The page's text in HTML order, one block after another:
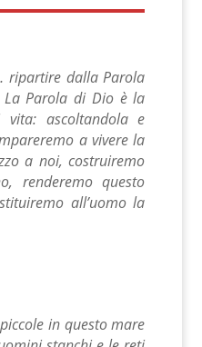
ripartire dalla Parola
La Parola di Dio è la
ascoltandola e
a vivere la
a noi, costruiremo
renderemo questo
all’uomo la
in questo mare